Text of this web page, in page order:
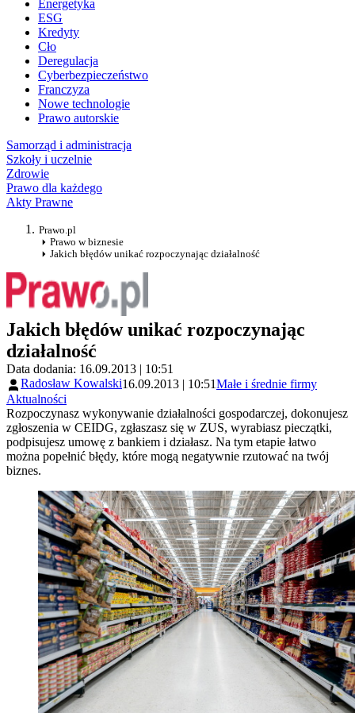
Energetyka
ESG
Kredyty
Cło
Deregulacja
Cyberbezpieczeństwo
Franczyza
Nowe technologie
Prawo autorskie
Samorząd i administracja
Szkoły i uczelnie
Zdrowie
Prawo dla każdego
Akty Prawne
Prawo.pl
Prawo w biznesie
Jakich błędów unikać rozpoczynając działalność
Jakich błędów unikać rozpoczynając
działalność
Data dodania: 16.09.2013 | 10:51
Radosław Kowalski16.09.2013 | 10:51Małe i średnie firmy
Aktualności
Rozpoczynasz wykonywanie działalności gospodarczej, dokonujesz
zgłoszenia w CEIDG, zgłaszasz się w ZUS, wyrabiasz pieczątki,
podpisujesz umowę z bankiem i działasz. Na tym etapie łatwo
można popełnić błędy, które mogą negatywnie rzutować na twój
biznes.